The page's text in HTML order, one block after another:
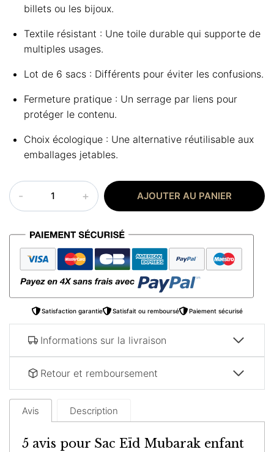
billets ou les bijoux.
Textile résistant : Une toile durable qui supporte de
multiples usages.
Lot de 6 sacs : Différents pour éviter les confusions.
Fermeture pratique : Un serrage par liens pour
protéger le contenu.
Choix écologique : Une alternative réutilisable aux
emballages jetables.
quantité
de
Eïd
Mubarak
enfant
AJOUTER AU PANIER
Satisfaction garantie Satisfait ou remboursé Paiement sécurisé
Informations sur la livraison
Retour et remboursement
Avis Description
5 avis pour Sac Eïd Mubarak enfant